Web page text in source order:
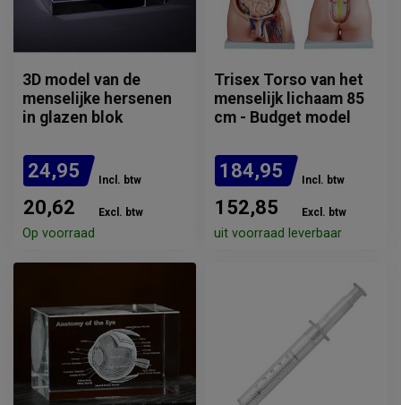
3D model van de
menselijke hersenen
in glazen blok
24,95 Incl. btw
20,62 Excl. btw
Op voorraad
Trisex Torso van het
menselijk lichaam 85
cm - Budget model
184,95 Incl. btw
152,85 Excl. btw
uit voorraad leverbaar